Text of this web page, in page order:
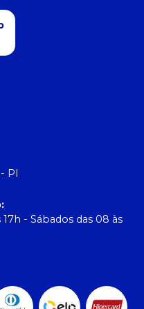
PI
:
- Sábados das 08 às